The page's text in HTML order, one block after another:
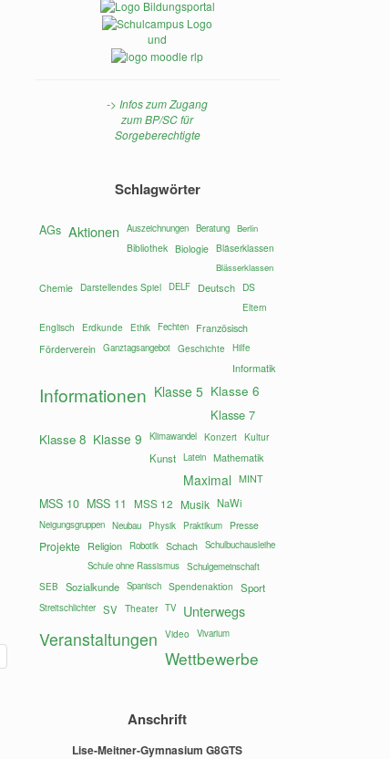
und
-> Infos zum Zugang
zum BP/SC für
Sorgeberechtigte
Schlagwörter
AGs Aktionen Auszeichnungen Beratung Berlin
Bibliothek Biologie Bläserklassen
Blässerklassen
Chemie Darstellendes Spiel DELF Deutsch DS
Eltern
Englisch Erdkunde Ethik Fechten
Französisch
Förderverein Ganztagsangebot Geschichte Hilfe
Informatik
Informationen Klasse 5 Klasse 6
Klasse 7
Klasse 8 Klasse 9 Klimawandel Konzert Kultur
Kunst Latein Mathematik
Maximal MINT
MSS 10 MSS 11 MSS 12 Musik NaWi
Neigungsgruppen Neubau Physik Praktikum Presse
Projekte Religion Robotik Schach Schulbuchausleihe
Schule ohne Rassismus Schulgemeinschaft
SEB
Sozialkunde Spanisch Spendenaktion Sport
Streitschlichter SV Theater TV Unterwegs
Veranstaltungen Video Vivarium
Wettbewerbe
Anschrift
Lise-Meitner-Gymnasium G8GTS